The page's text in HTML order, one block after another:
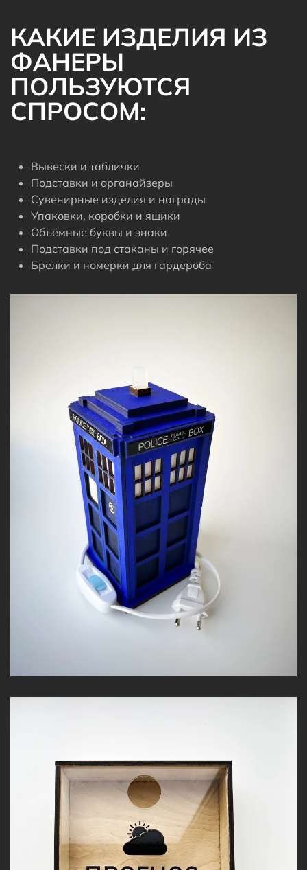
КАКИЕ ИЗДЕЛИЯ ИЗ
ФАНЕРЫ
ПОЛЬЗУЮТСЯ
СПРОСОМ:
Вывески и таблички
Подставки и органайзеры
Сувенирные изделия и награды
Упаковки, коробки и ящики
Объёмные буквы и знаки
Подставки под стаканы и горячее
Брелки и номерки для гардероба